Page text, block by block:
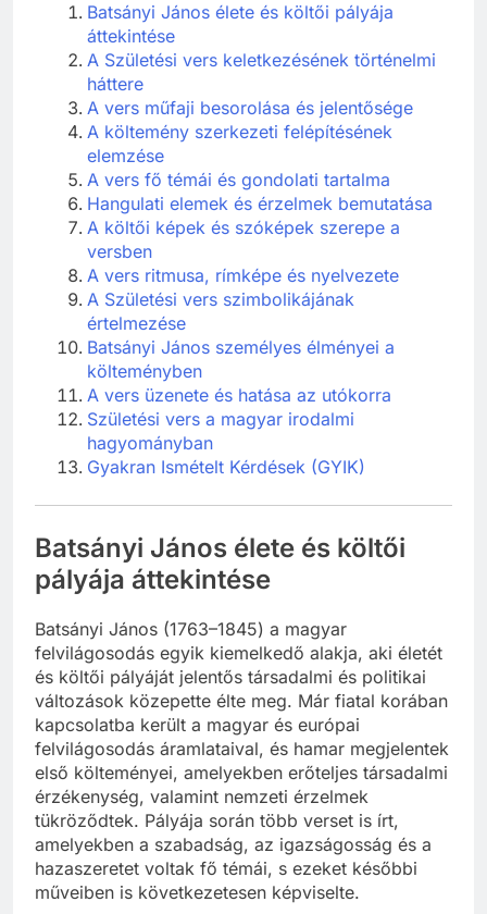
Batsányi János élete és költői pályája
áttekintése
A Születési vers keletkezésének történelmi
háttere
A vers műfaji besorolása és jelentősége
A költemény szerkezeti felépítésének
elemzése
A vers fő témái és gondolati tartalma
Hangulati elemek és érzelmek bemutatása
A költői képek és szóképek szerepe a
versben
A vers ritmusa, rímképe és nyelvezete
A Születési vers szimbolikájának
értelmezése
Batsányi János személyes élményei a
költeményben
A vers üzenete és hatása az utókorra
Születési vers a magyar irodalmi
hagyományban
Gyakran Ismételt Kérdések (GYIK)
Batsányi János élete és költői
pályája áttekintése
Batsányi János (1763–1845) a magyar
felvilágosodás egyik kiemelkedő alakja, aki életét
és költői pályáját jelentős társadalmi és politikai
változások közepette élte meg. Már fiatal korában
kapcsolatba került a magyar és európai
felvilágosodás áramlataival, és hamar megjelentek
első költeményei, amelyekben erőteljes társadalmi
érzékenység, valamint nemzeti érzelmek
tükröződtek. Pályája során több verset is írt,
amelyekben a szabadság, az igazságosság és a
hazaszeretet voltak fő témái, s ezeket későbbi
műveiben is következetesen képviselte.